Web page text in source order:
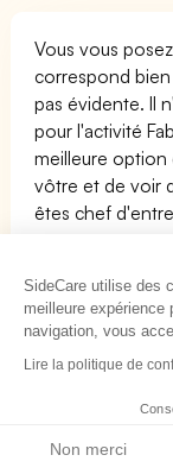
Vous vous
correspond bien
pas évidente. Il
pour l'activité
meilleure option
vôtre et de voir
êtes chef
reprenez une
son code APE
SideCare.
La liste des
1052Z :
Boulanger /
SideCare utilise des
meilleure expérience
navigation, vous
Lire la politique de
Non merci